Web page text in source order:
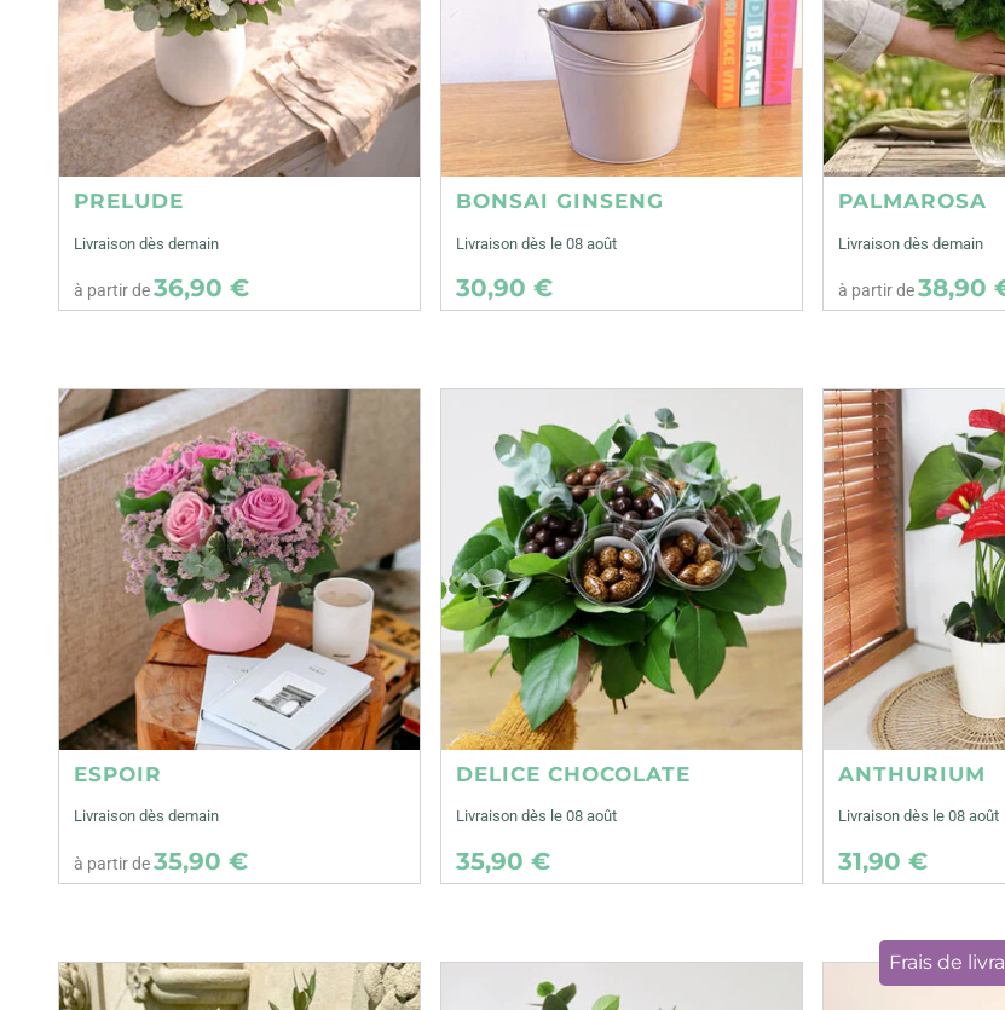
PRELUDE
Livraison dès demain
à partir de36,90 €
BONSAI GINSENG
Livraison dès le 08 août
30,90 €
PALMAROSA
Livraison dès demain
à partir de38,90
ESPOIR
Livraison dès demain
à partir de35,90 €
DELICE CHOCOLATE
Livraison dès le 08 août
35,90 €
ANTHURIUM
Livraison dès le 08 août
31,90 €
Frais de